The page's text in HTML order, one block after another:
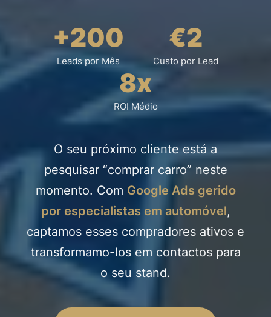
+200
Leads por Mês
€2
Custo por Lead
8x
ROI Médio
O seu próximo cliente está a
pesquisar “comprar carro” neste
momento. Com Google Ads gerido
por especialistas em automóvel,
captamos esses compradores ativos e
transformamo-los em contactos para
o seu stand.